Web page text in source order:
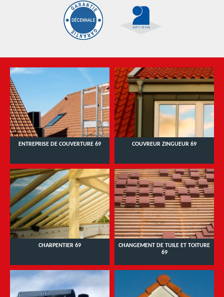
ENTREPRISE DE COUVERTURE 69 COUVREUR ZINGUEUR 69
CHARPENTIER 69
CHANGEMENT DE TUILE ET TOITURE
69